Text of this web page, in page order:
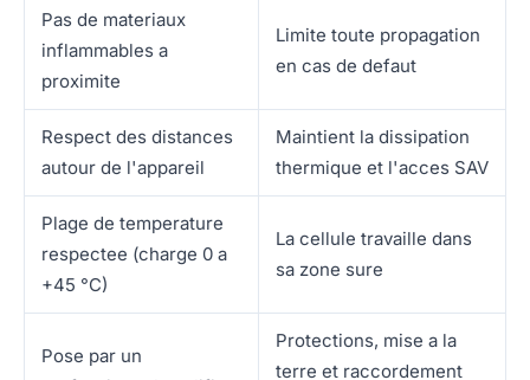
Pas de materiaux
inflammables a
proximite
Limite toute propagation
en cas de defaut
Respect des distances
autour de l'appareil
Maintient la dissipation
thermique et l'acces SAV
Plage de temperature
respectee (charge 0 a
+45 °C)
La cellule travaille dans
sa zone sure
Pose par un
Protections, mise a la
terre et raccordement